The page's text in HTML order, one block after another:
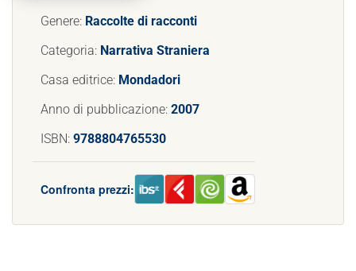
Genere: Raccolte di racconti
Categoria: Narrativa Straniera
Casa editrice: Mondadori
Anno di pubblicazione: 2007
ISBN: 9788804765530
Confronta prezzi: